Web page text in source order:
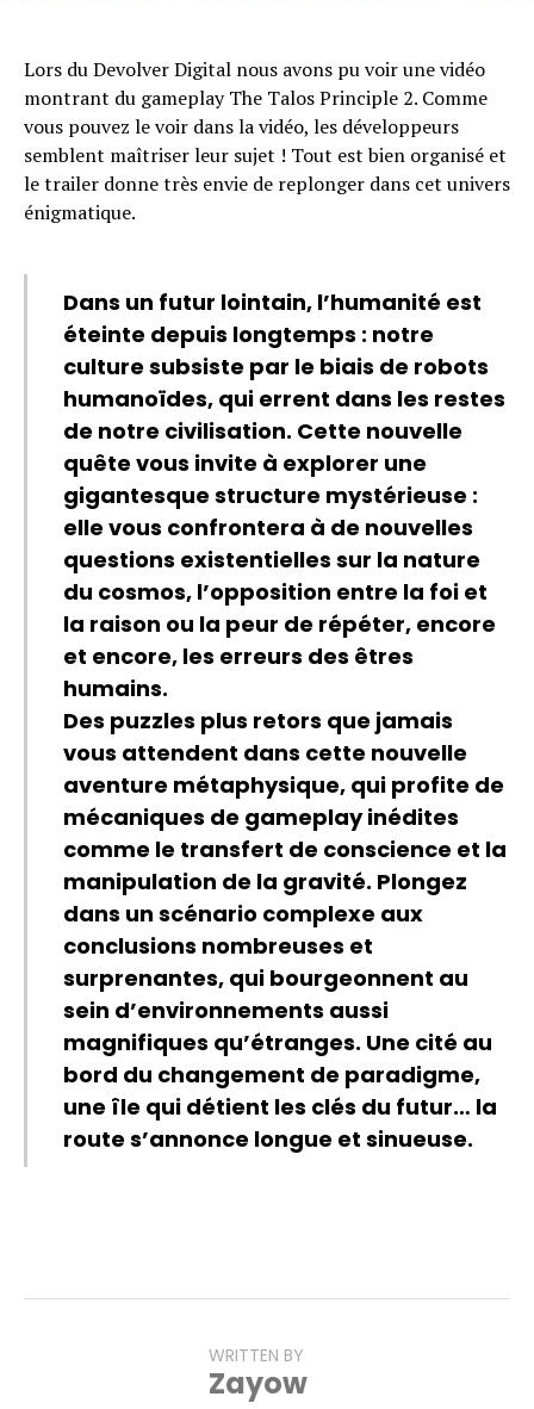
Lors du Devolver Digital nous avons pu voir une vidéo
montrant du gameplay The Talos Principle 2. Comme
vous pouvez le voir dans la vidéo, les développeurs
semblent maîtriser leur sujet ! Tout est bien organisé et
le trailer donne très envie de replonger dans cet univers
énigmatique.
Dans un futur lointain, l’humanité est
éteinte depuis longtemps : notre
culture subsiste par le biais de robots
humanoïdes, qui errent dans les restes
de notre civilisation. Cette nouvelle
quête vous invite à explorer une
gigantesque structure mystérieuse :
elle vous confrontera à de nouvelles
questions existentielles sur la nature
du cosmos, l’opposition entre la foi et
la raison ou la peur de répéter, encore
et encore, les erreurs des êtres
humains.
Des puzzles plus retors que jamais
vous attendent dans cette nouvelle
aventure métaphysique, qui profite de
mécaniques de gameplay inédites
comme le transfert de conscience et la
manipulation de la gravité. Plongez
dans un scénario complexe aux
conclusions nombreuses et
surprenantes, qui bourgeonnent au
sein d’environnements aussi
magnifiques qu’étranges. Une cité au
bord du changement de paradigme,
une île qui détient les clés du futur… la
route s’annonce longue et sinueuse.
WRITTEN BY
Zayow